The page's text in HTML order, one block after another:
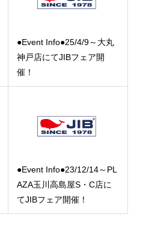
●Event Info●25/4/9～大丸
神戸店にてJIBフェア開
催！
●Event Info●23/12/14～PL
AZA玉川高島屋S・C店に
てJIBフェア開催！